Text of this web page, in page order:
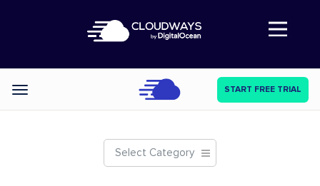
Abre a navegação
Categories START FREE TRIAL
Select Category